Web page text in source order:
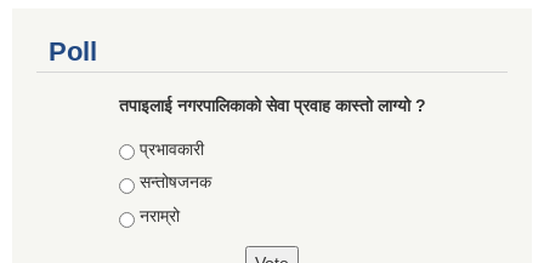
Poll
तपाइलाई नगरपालिकाको सेवा प्रवाह कास्तो लाग्यो ?
Choices
प्रभावकारी
सन्तोषजनक
नराम्रो